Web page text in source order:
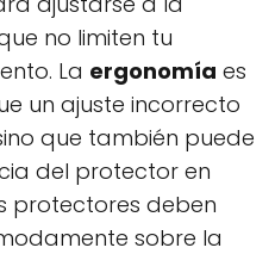
no limiten tu
La ergonomía es
un ajuste incorrecto
que también puede
del protector en
protectores deben
sobre la